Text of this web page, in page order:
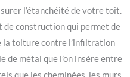
l’étanchéité de votre toit.
de construction qui permet de
la toiture contre l’infiltration
de métal que l’on insère entre
que les cheminées, les murs